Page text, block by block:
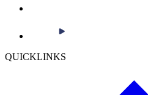
QUICKLINKS